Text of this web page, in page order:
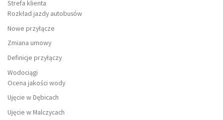
Strefa klienta
Rozkład jazdy autobusów
Nowe przyłącze
Zmiana umowy
Definicje przyłączy
Wodociągi
Ocena jakości wody
Ujęcie w Dębicach
Ujęcie w Malczycach